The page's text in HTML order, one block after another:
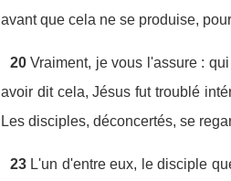
avant que cela ne se produise,
20 Vraiment, je vous l'assure :
avoir dit cela, Jésus fut troublé
Les disciples, déconcertés, se
23 L'un d'entre eux, le disciple